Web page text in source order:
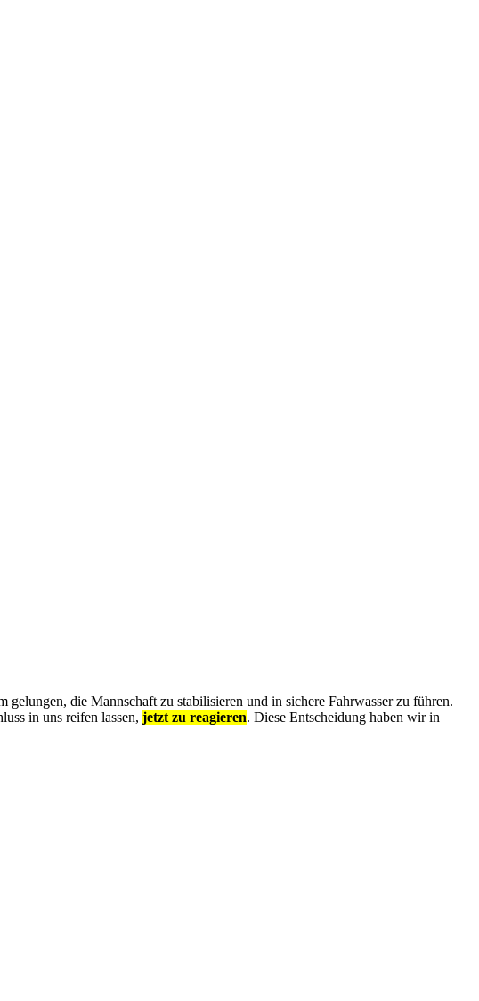
die Mannschaft zu stabilisieren und in sichere Fahrwasser zu führen.
in uns reifen lassen, jetzt zu reagieren. Diese Entscheidung haben wir in